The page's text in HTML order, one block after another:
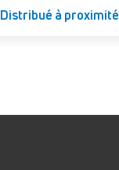
Distribué à proximité